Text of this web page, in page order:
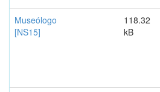
Museólogo
[NS15]
118.32
kB